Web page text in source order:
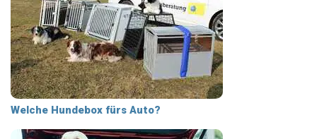
Welche Hundebox fürs Auto?